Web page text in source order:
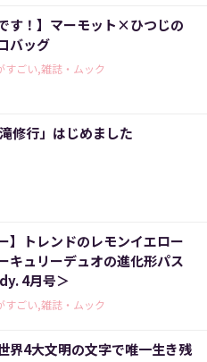
す！】マーモット×ひつじの
バッグ
すごい,雑誌・ムック
修行」はじめました
】トレンドのレモンイエロー
キュリーデュオの進化形パス
4月号＞
すごい,雑誌・ムック
界4大文明の文字で唯一生き残